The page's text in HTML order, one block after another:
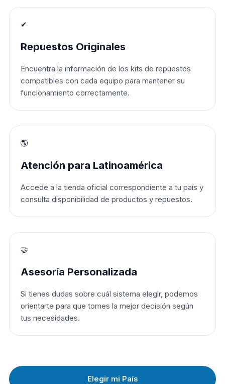
✔
Repuestos Originales
Encuentra la información de los kits de repuestos
compatibles con cada equipo para mantener su
funcionamiento correctamente.
🌎
Atención para Latinoamérica
Accede a la tienda oficial correspondiente a tu país y
consulta disponibilidad de productos y repuestos.
🤝
Asesoría Personalizada
Si tienes dudas sobre cuál sistema elegir, podemos
orientarte para que tomes la mejor decisión según
tus necesidades.
Elegir mi País